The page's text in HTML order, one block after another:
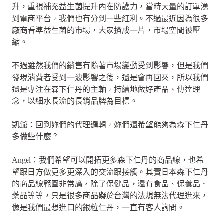
升，重視補充益生菌提升內在防護力，當時大量的訂單湧
到電商平台，我們也有分到一些紅利。不過最近因為很多
廠商看準益生菌的市場，大家搶成一片，市場空間被壓
縮。
不過雖然我們的銷售有隨著市場變動受到影響，但是我們
發現消費者受到一波影響之後，還是會再回來，所以我們
還是專注在森下仁丹的主軸，持續地做好產品、傳達理
念，以細水長流的長銷品牌為目標。
凱爺：回到妳們的代理邏輯，妳們還希望能夠為森下仁丹
多做些什麼？
Angel：我們希望可以開拓更多森下仁丹的商品線，也希
望跟日方做更多更深入的交流跟接觸。其實日本森下仁丹
的商品線範圍非常廣，除了保健品，還有食品、保養品、
藥品等等，只是很多商品礙於台灣的法規無法代理進來，
像是我們最想進口的銀粒仁丹，一直有客人詢問。